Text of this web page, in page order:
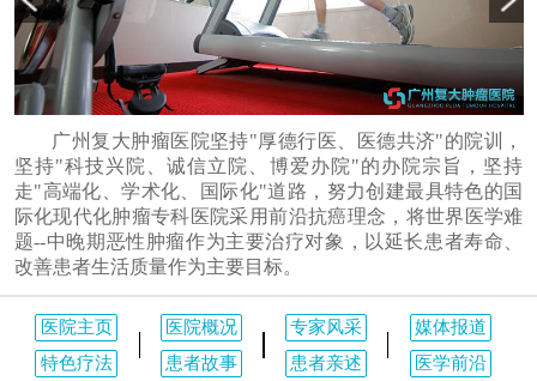
广州复大肿瘤医院坚持"厚德行医、医德共济"的院训，
坚持"科技兴院、诚信立院、博爱办院"的办院宗旨，坚持
走"高端化、学术化、国际化"道路，努力创建最具特色的国
际化现代化肿瘤专科医院采用前沿抗癌理念，将世界医学难
题--中晚期恶性肿瘤作为主要治疗对象，以延长患者寿命、
改善患者生活质量作为主要目标。
医院主页 医院概况 专家风采
媒体报道
特色疗法
患者故事 患者亲述 医学前沿